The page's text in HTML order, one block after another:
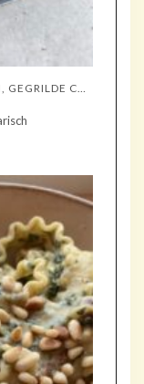
PASTA MET GEROOSTERDE TOMATEN, GEGRILDE COURGETTE EN MOZZARELLA